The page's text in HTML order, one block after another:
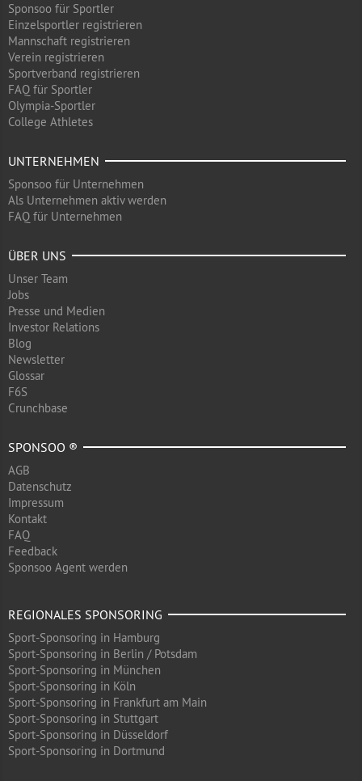
Sponsoo für Sportler
Einzelsportler registrieren
Mannschaft registrieren
Verein registrieren
Sportverband registrieren
FAQ für Sportler
Olympia-Sportler
College Athletes
UNTERNEHMEN
Sponsoo für Unternehmen
Als Unternehmen aktiv werden
FAQ für Unternehmen
ÜBER UNS
Unser Team
Jobs
Presse und Medien
Investor Relations
Blog
Newsletter
Glossar
F6S
Crunchbase
SPONSOO ®
AGB
Datenschutz
Impressum
Kontakt
FAQ
Feedback
Sponsoo Agent werden
REGIONALES SPONSORING
Sport-Sponsoring in Hamburg
Sport-Sponsoring in Berlin / Potsdam
Sport-Sponsoring in München
Sport-Sponsoring in Köln
Sport-Sponsoring in Frankfurt am Main
Sport-Sponsoring in Stuttgart
Sport-Sponsoring in Düsseldorf
Sport-Sponsoring in Dortmund